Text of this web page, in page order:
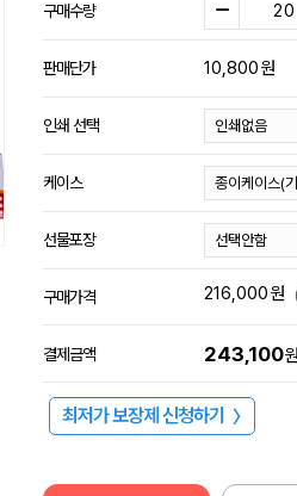
구매수량
판매단가 10,800원
인쇄 선택
케이스
선물포장
구매가격 216,000원
결제금액 243,100원
최저가 보장제 신청하기 〉